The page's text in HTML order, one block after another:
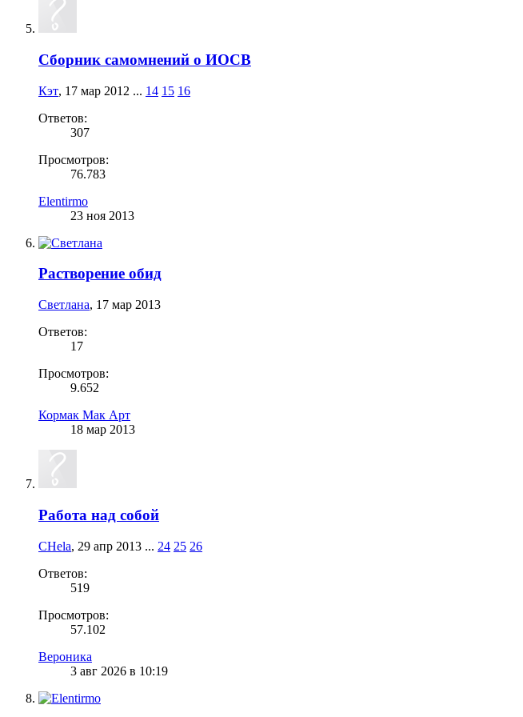
Сборник самомнений о ИОСВ
Кэт, 17 мар 2012 ... 14 15 16
Ответов:
307
Просмотров:
76.783
Elentirmo
23 ноя 2013
Растворение обид
Светлана, 17 мар 2013
Ответов:
17
Просмотров:
9.652
Кормак Мак Арт
18 мар 2013
Работа над собой
CHela, 29 апр 2013 ... 24 25 26
Ответов:
519
Просмотров:
57.102
Вероника
3 авг 2026 в 10:19